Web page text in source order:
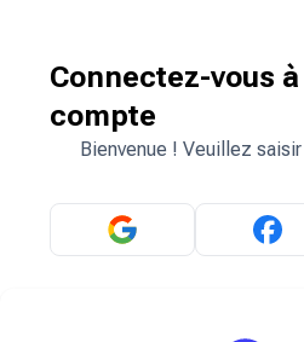
Connectez-vous
compte
Bienvenue ! Veuillez